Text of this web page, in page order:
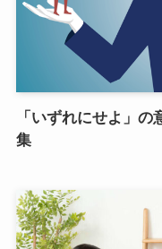
「いずれにせよ」
集